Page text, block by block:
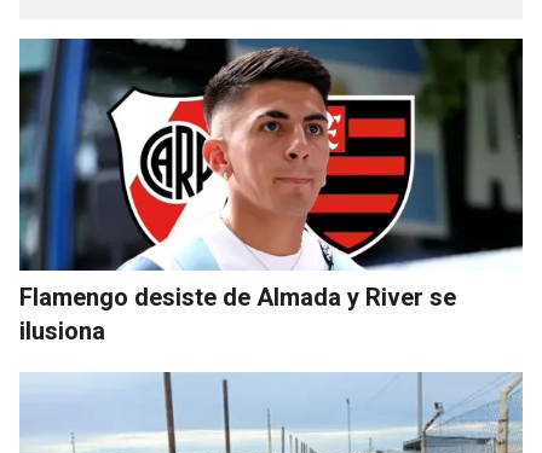
Flamengo desiste de Almada y River se
ilusiona